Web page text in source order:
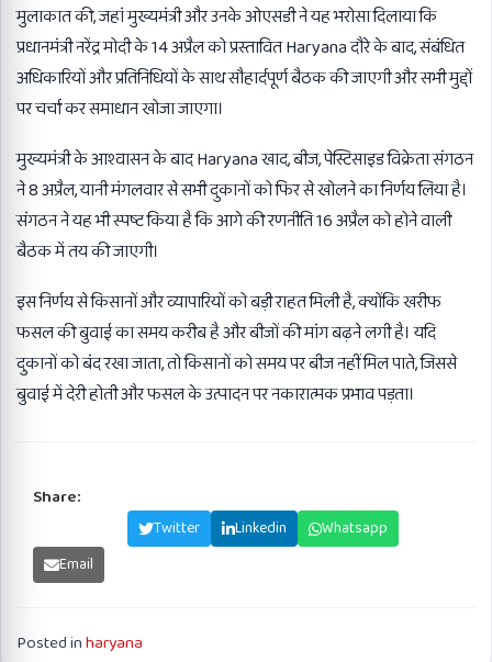
मुलाकात की, जहां मुख्यमंत्री और उनके ओएसडी ने यह भरोसा दिलाया कि
प्रधानमंत्री नरेंद्र मोदी के 14 अप्रैल को प्रस्तावित Haryana दौरे के बाद, संबंधित
अधिकारियों और प्रतिनिधियों के साथ सौहार्दपूर्ण बैठक की जाएगी और सभी मुद्दों
पर चर्चा कर समाधान खोजा जाएगा।
मुख्यमंत्री के आश्वासन के बाद Haryana खाद, बीज, पेस्टिसाइड विक्रेता संगठन
ने 8 अप्रैल, यानी मंगलवार से सभी दुकानों को फिर से खोलने का निर्णय लिया है।
संगठन ने यह भी स्पष्ट किया है कि आगे की रणनीति 16 अप्रैल को होने वाली
बैठक में तय की जाएगी।
इस निर्णय से किसानों और व्यापारियों को बड़ी राहत मिली है, क्योंकि खरीफ
फसल की बुवाई का समय करीब है और बीजों की मांग बढ़ने लगी है। यदि
दुकानों को बंद रखा जाता, तो किसानों को समय पर बीज नहीं मिल पाते, जिससे
बुवाई में देरी होती और फसल के उत्पादन पर नकारात्मक प्रभाव पड़ता।
Share:
Twitter Linkedin
Whatsapp
Email
Posted inharyana